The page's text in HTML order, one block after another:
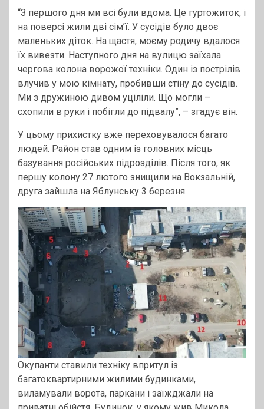
“З першого дня ми всі були вдома. Це гуртожиток, і
на поверсі жили дві сім’ї. У сусідів було двоє
маленьких діток. На щастя, моєму родичу вдалося
їх вивезти. Наступного дня на вулицю заїхала
чергова колона ворожої техніки. Один із пострілів
влучив у мою кімнату, пробивши стіну до сусідів.
Ми з дружиною дивом уціліли. Що могли –
схопили в руки і побігли до підвалу”, – згадує він.
У цьому прихистку вже переховувалося багато
людей. Район став одним із головних місць
базування російських підрозділів. Після того, як
першу колону 27 лютого знищили на Вокзальній,
друга зайшла на Яблунську 3 березня.
Окупанти ставили техніку впритул із
багатоквартирними жилими будинками,
виламували ворота, паркани і заїжджали на